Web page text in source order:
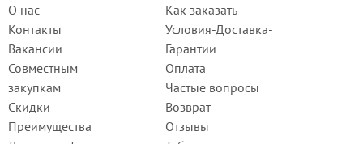
О нас
Контакты
Вакансии
Совместным
закупкам
Скидки
Преимущества
Как заказать
Условия-Доставка-
Гарантии
Оплата
Частые вопросы
Возврат
Отзывы